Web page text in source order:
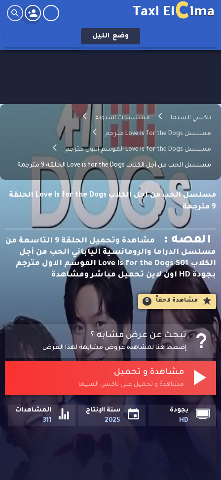
Taxi ElCima
وضع الليل
تاكسي السيما مسلسلات اسيوية
مسلسل Love is for the Dogs مترجم
مسلسل Love is for the Dogs الموسم الاول مترجم
مسلسل الحب من أجل الكلاب Love is for the Dogs الحلقة 9 مترجمة
مسلسل الحب من أجل الكلاب Love is for the Dogs الحلقة
9 مترجمة
القصه :
مشاهدة وتحميل الحلقة 9 التاسعة من
مسلسل الدراما والرومانسية الياباني الحب من أجل
الكلاب Love is for the Dogs S01 الموسم الاول مترجم
بجودة HD اون لاين تحميل مباشر ومشاهدة
مشاهدة لاحقاََ 0
تبحث عن عرض مشابه ؟
إضغط هنا لمشاهدة عروض مشابهة لهذا العرض
مشاهدة و تحميل
مشاهدة و تحميل على تاكسي السيما
بجودة
HD
سنة الإنتاج
2025
المشاهدات
311